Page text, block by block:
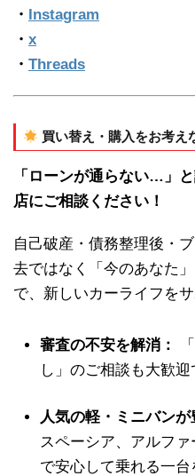
・
Instagram
・ x
・ Threads
買い替え・購入をお考え
「ローンが通らない…」
店にご相談ください！
自己破産・債務整理後・
去ではなく「今のあなた
で、新しいカーライフをサ
審査の不安を解消：
し」のご相談も大歓迎
人気の軽・ミニバンが
スペーシア、アルフ
で安心して乗れる一台